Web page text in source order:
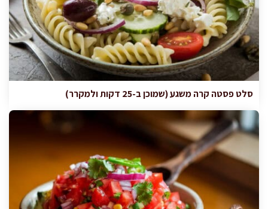
סלט פסטה קרה משגע (שמוכן ב-25 דקות ולמקרר)